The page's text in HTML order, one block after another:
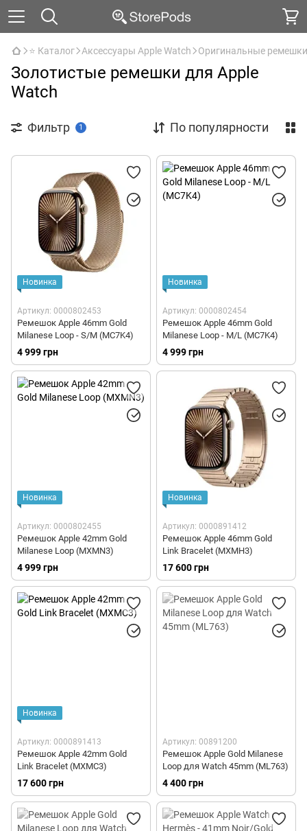
⭐ Каталог Аксессуары Apple Watch Оригинальные ремешки
Золотистые ремешки для Apple
Watch
Фильтр 1 По популярности
Новинка
Артикул: 0000802453
Ремешок Apple 46mm Gold
Milanese Loop - S/M (MC7K4)
4 999 грн
Новинка
Артикул: 0000802454
Ремешок Apple 46mm Gold
Milanese Loop - M/L (MC7K4)
4 999 грн
Новинка
Артикул: 0000802455
Ремешок Apple 42mm Gold
Milanese Loop (MXMN3)
4 999 грн
Новинка
Артикул: 0000891412
Ремешок Apple 46mm Gold
Link Bracelet (MXMH3)
17 600 грн
Новинка
Артикул: 0000891413
Ремешок Apple 42mm Gold
Link Bracelet (MXMC3)
17 600 грн
Артикул: 00891200
Ремешок Apple Gold Milanese
Loop для Watch 45mm (ML763)
4 400 грн